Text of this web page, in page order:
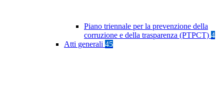
Piano triennale per la prevenzione della
corruzione e della trasparenza (PTPCT) 4
Atti generali 45